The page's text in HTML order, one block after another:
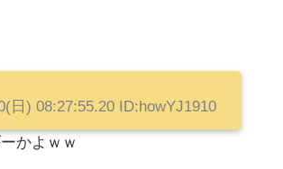
日) 08:27:55.20 ID:howYJ1910
かよｗｗ